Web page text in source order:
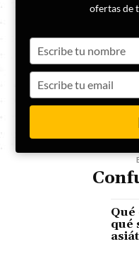
qué
ofertas de
your
name
your
email